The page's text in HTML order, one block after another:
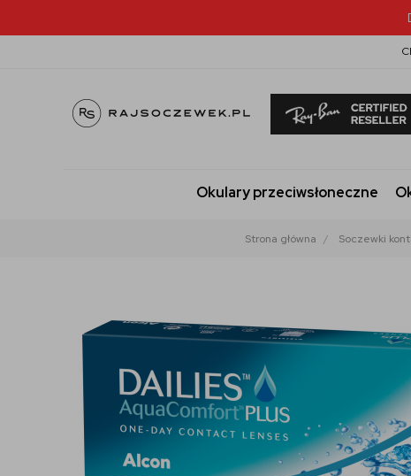
Okulary przeciwsłoneczne
Strona główna Soczewki